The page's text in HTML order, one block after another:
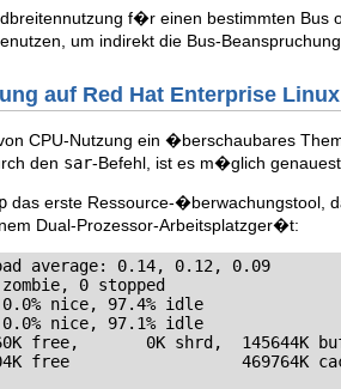
f�r einen bestimmten
um indirekt die Bus-Beanspruchung
auf Red Hat Enterprise Linux
CPU-Nutzung ein �berschaubares
den sar-Befehl, ist es m�glich
das erste Ressource-�berwachungstool,
Dual-Prozessor-Arbeitsplatzger�t:
average: 0.14, 0.12, 0.09
0 stopped
nice, 97.4% idle
nice, 97.1% idle
free,       0K shrd,  145644K
free                  469764K